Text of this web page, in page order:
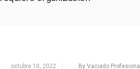
octubre 10, 2022 By Vaciado Profesional